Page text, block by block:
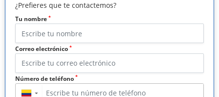
¿Prefieres que te contactemos?
Tu nombre *
Correo electrónico *
Número de teléfono *
▼